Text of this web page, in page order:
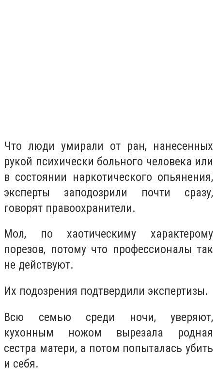
Что люди умирали от ран, нанесенных
рукой психически больного человека или
в состоянии наркотического опьянения,
эксперты заподозрили почти сразу,
говорят правоохранители.
Мол, по хаотическиму характерому
порезов, потому что профессионалы так
не действуют.
Их подозрения подтвердили экспертизы.
Всю семью среди ночи, уверяют,
кухонным ножом вырезала родная
сестра матери, а потом попыталась убить
и себя.